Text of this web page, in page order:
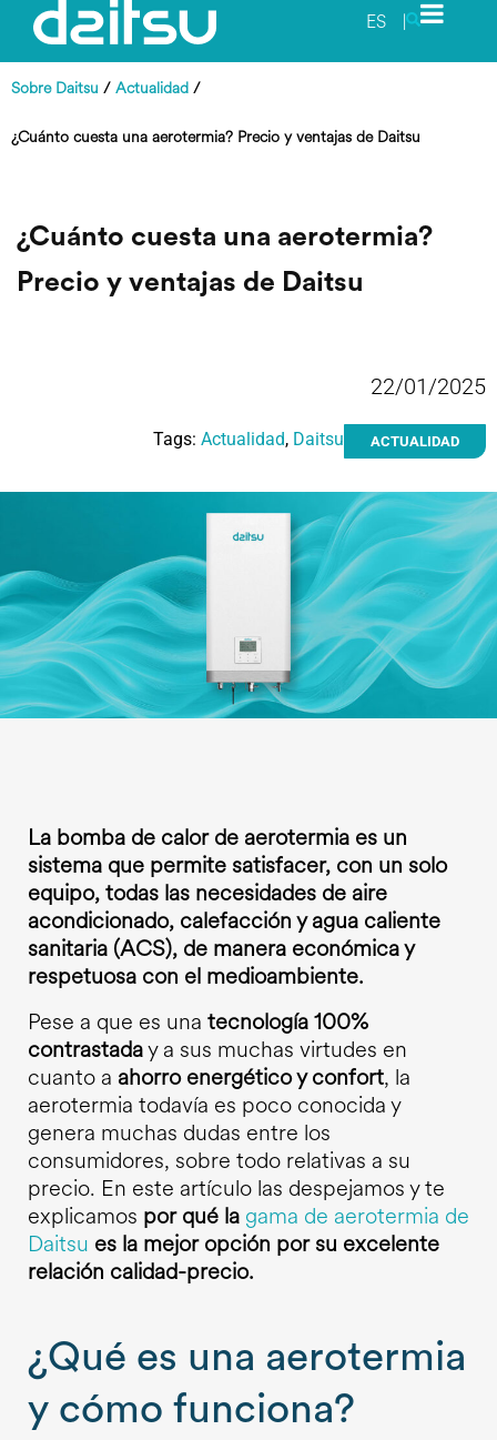
ES |
Sobre Daitsu / Actualidad /
¿Cuánto cuesta una aerotermia? Precio y ventajas de Daitsu
¿Cuánto cuesta una aerotermia?
Precio y ventajas de Daitsu
22/01/2025
Tags: Actualidad, Daitsu ACTUALIDAD
La bomba de calor de aerotermia es un
sistema que permite satisfacer, con un solo
equipo, todas las necesidades de aire
acondicionado, calefacción y agua caliente
sanitaria (ACS), de manera económica y
respetuosa con el medioambiente.
Pese a que es una tecnología 100%
contrastaday a sus muchas virtudes en
cuanto a ahorro energético y confort, la
aerotermia todavía es poco conocida y
genera muchas dudas entre los
consumidores, sobre todo relativas a su
precio. En este artículo las despejamos y te
explicamos por qué la gama de aerotermia de
Daitsu es la mejor opción por su excelente
relación calidad-precio.
¿Qué es una aerotermia
y cómo funciona?